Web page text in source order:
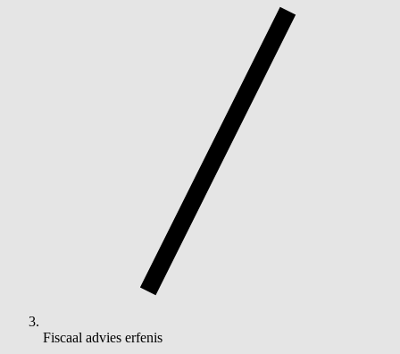
Fiscaal advies erfenis